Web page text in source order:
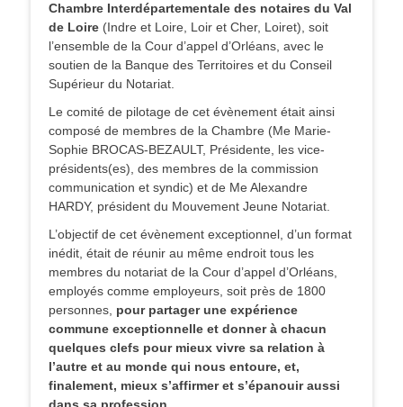
Chambre Interdépartementale des notaires du Val
de Loire (Indre et Loire, Loir et Cher, Loiret), soit
l’ensemble de la Cour d’appel d’Orléans, avec le
soutien de la Banque des Territoires et du Conseil
Supérieur du Notariat.
Le comité de pilotage de cet évènement était ainsi
composé de membres de la Chambre (Me Marie-
Sophie BROCAS-BEZAULT, Présidente, les vice-
présidents(es), des membres de la commission
communication et syndic) et de Me Alexandre
HARDY, président du Mouvement Jeune Notariat.
L’objectif de cet évènement exceptionnel, d’un format
inédit, était de réunir au même endroit tous les
membres du notariat de la Cour d’appel d’Orléans,
employés comme employeurs, soit près de 1800
personnes, pour partager une expérience
commune exceptionnelle et donner à chacun
quelques clefs pour mieux vivre sa relation à
l’autre et au monde qui nous entoure, et,
finalement, mieux s’affirmer et s’épanouir aussi